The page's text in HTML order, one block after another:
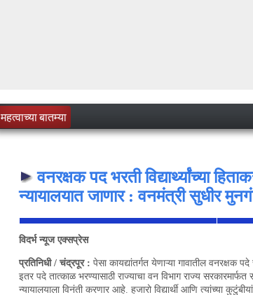
महत्वाच्या बातम्या
वनरक्षक पद भरती विद्यार्थ्यांच्या
न्यायालयात जाणार : वनमंत्री सुधीर
विदर्भ न्यूज एक्सप्रेस
प्रतिनिधी / चंद्रपूर : पेसा कायद्यांतर्गत येणाऱ्या गावातील वनरक्षक
इतर पदे तात्काळ भरण्यासाठी राज्याचा वन विभाग राज्य सरकारमार्फत
न्यायालयाला विनंती करणार आहे. हजारो विद्यार्थी आणि त्यांच्या